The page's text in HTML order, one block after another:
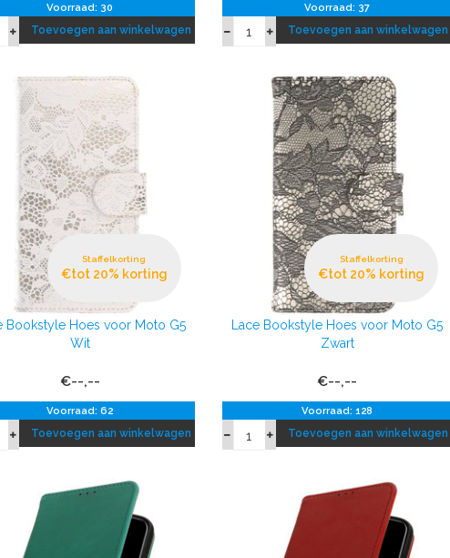
Voorraad: 30
Toevoegen aan winkelwagen
Voorraad: 37
Toevoegen aan winkelwagen
Staffelkorting
€tot 20% korting
Bookstyle Hoes voor Moto G5
Wit
€--,--
Voorraad: 62
Toevoegen aan winkelwagen
Staffelkorting
€tot 20% korting
Lace Bookstyle Hoes voor Moto G5
Zwart
€--,--
Voorraad: 128
Toevoegen aan winkelwagen